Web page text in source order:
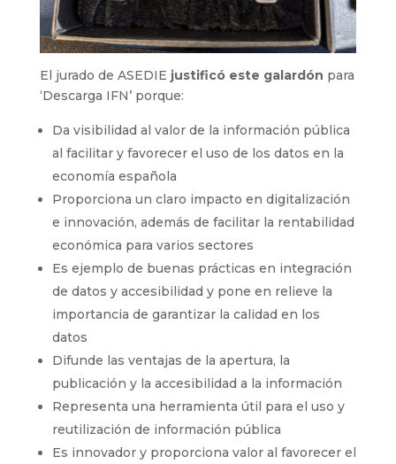
El jurado de ASEDIE justificó este galardón para
‘Descarga IFN’ porque:
Da visibilidad al valor de la información pública
al facilitar y favorecer el uso de los datos en la
economía española
Proporciona un claro impacto en digitalización
e innovación, además de facilitar la rentabilidad
económica para varios sectores
Es ejemplo de buenas prácticas en integración
de datos y accesibilidad y pone en relieve la
importancia de garantizar la calidad en los
datos
Difunde las ventajas de la apertura, la
publicación y la accesibilidad a la información
Representa una herramienta útil para el uso y
reutilización de información pública
Es innovador y proporciona valor al favorecer el